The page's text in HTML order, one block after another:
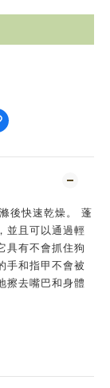
後快速乾燥。 蓬
並且可以通過輕
具有不會抓住狗
手和指甲不會被
擦去嘴巴和身體